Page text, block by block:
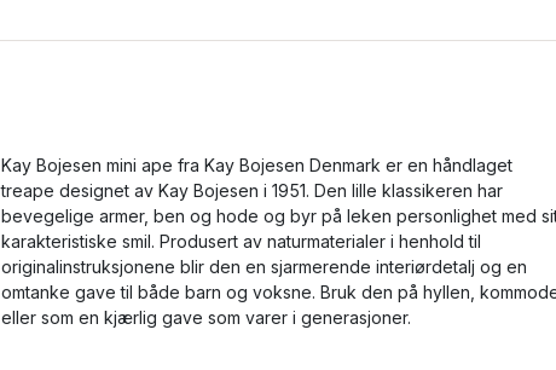
Kay Bojesen mini ape fra Kay Bojesen Denmark er en håndlaget
treape designet av Kay Bojesen i 1951. Den lille klassikeren har
bevegelige armer, ben og hode og byr på leken personlighet med
karakteristiske smil. Produsert av naturmaterialer i henhold til
originalinstruksjonene blir den en sjarmerende interiørdetalj og en
omtanke gave til både barn og voksne. Bruk den på hyllen,
eller som en kjærlig gave som varer i generasjoner.